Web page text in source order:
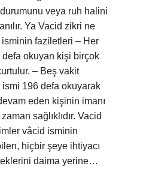
veya ruh halini
Ya Vacid zikri ne
faziletleri – Her
okuyan kişi birçok
– Beş vakit
196 defa okuyarak
eden kişinin imanı
sağlıklıdır. Vacid
vâcid isminin
hiçbir şeye ihtiyacı
daima yerine…